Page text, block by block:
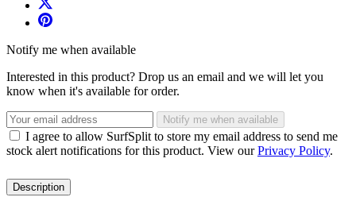
Notify me when available
Interested in this product? Drop us an email and we will let you
know when it's available for order.
Notify me when available
I agree to allow SurfSplit to store my email address to send me
stock alert notifications for this product. View ourPrivacy Policy.
Description